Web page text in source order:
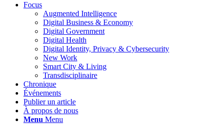
Focus
Augmented Intelligence
Digital Business & Economy
Digital Government
Digital Health
Digital Identity, Privacy & Cybersecurity
New Work
Smart City & Living
Transdisciplinaire
Chronique
Événements
Publier un article
À propos de nous
Menu Menu